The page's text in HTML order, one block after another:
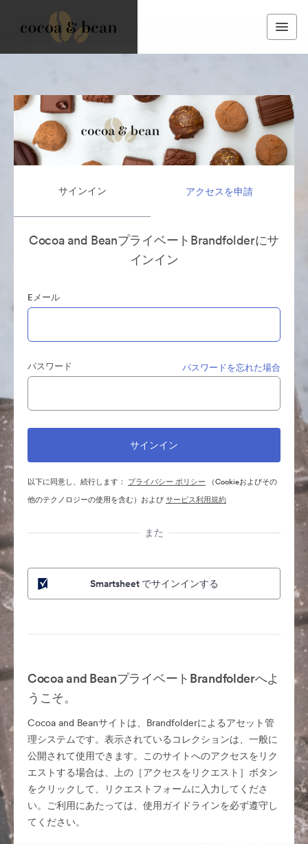
サインイン アクセスを申請
Cocoa and BeanプライベートBrandfolderにサ
インイン
Eメール
パスワード パスワードを忘れた場合
以下に同意し、続行します： プライバシー ポリシー （Cookieおよびその
他のテクノロジーの使用を含む）およびサービス利用規約
また
Smartsheet でサインインする
Cocoa and BeanプライベートBrandfolderへよ
うこそ。
Cocoa and Beanサイトは、Brandfolderによるアセット管
理システムです。表示されているコレクションは、一般に
公開されて使用できます。このサイトへのアクセスをリク
エストする場合は、上の［アクセスをリクエスト］ボタン
をクリックして、リクエストフォームに入力してくださ
い。ご利用にあたっては、使用ガイドラインを必ず遵守し
てください。